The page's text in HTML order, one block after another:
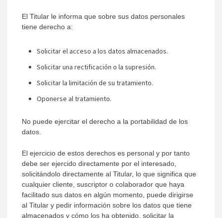
El Titular le informa que sobre sus datos personales
tiene derecho a:
Solicitar el acceso a los datos almacenados.
Solicitar una rectificación o la supresión.
Solicitar la limitación de su tratamiento.
Oponerse al tratamiento.
No puede ejercitar el derecho a la portabilidad de los
datos.
El ejercicio de estos derechos es personal y por tanto
debe ser ejercido directamente por el interesado,
solicitándolo directamente al Titular, lo que significa que
cualquier cliente, suscriptor o colaborador que haya
facilitado sus datos en algún momento, puede dirigirse
al Titular y pedir información sobre los datos que tiene
almacenados y cómo los ha obtenido, solicitar la